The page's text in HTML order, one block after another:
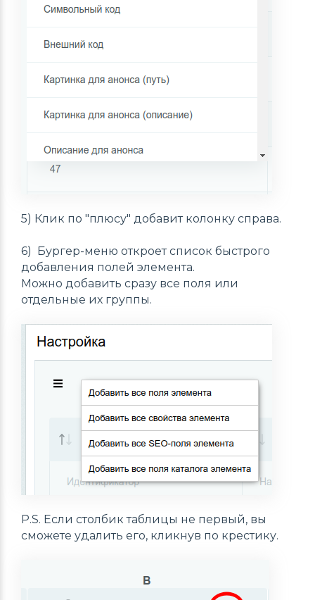
5) Клик по "плюсу" добавит колонку справа.
6) Бургер-меню откроет список быстрого
добавления полей элемента.
Можно добавить сразу все поля или
отдельные их группы.
P.S. Если столбик таблицы не первый, вы
сможете удалить его, кликнув по крестику.